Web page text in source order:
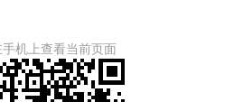
机上查看当前页面